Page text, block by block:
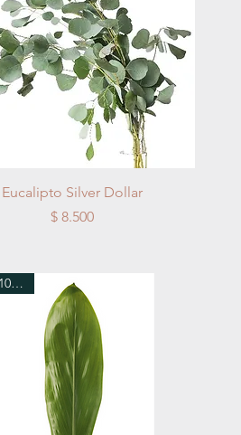
Vista rápida
Eucalipto Silver Dollar
Precio
$ 8.500
Paq. x 10 Hojas